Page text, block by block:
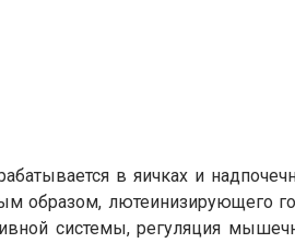
в яичках и
образом, лютеинизирующего
системы, регуляция